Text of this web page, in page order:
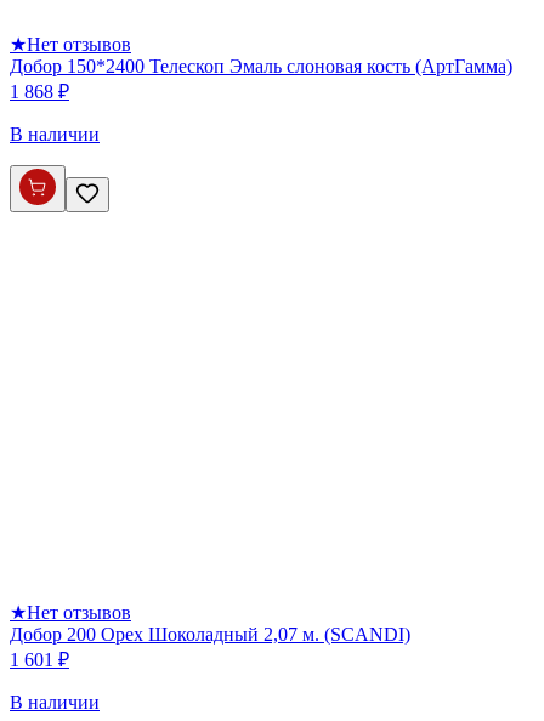
★Нет отзывов
Добор 150*2400 Телескоп Эмаль слоновая кость (АртГамма)
1 868 ₽
В наличии
★Нет отзывов
Добор 200 Орех Шоколадный 2,07 м. (SCANDI)
1 601 ₽
В наличии